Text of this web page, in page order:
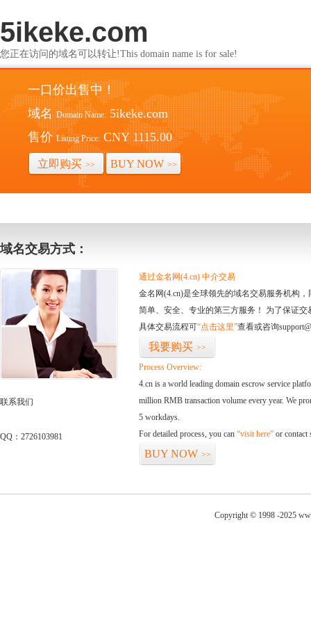
5ikeke.com
您正在访问的域名可以转让!This domain name is for sale!
一口价出售中！
域名 Domain Name: 5ikeke.com
售价 Listing Price: CNY 1115.00
立即购买 >> BUY NOW >>
域名交易方式：
联系我们
QQ：2726103981
通过金名网(4.cn) 中介交易
金名网(4.cn)是全球领先的域名交易服务机构
简单、安全、专业的第三方服务！ 为了保证
具体交易流程可“点击这里”查看或咨询
我要购买 >>
Process Overview:
4.cn is a world leading domain escrow service
million RMB transaction volume every year. We
5 workdays.
For detailed process, you can “visit here” or contact
BUY NOW >>
Copyright © 1998 -2025